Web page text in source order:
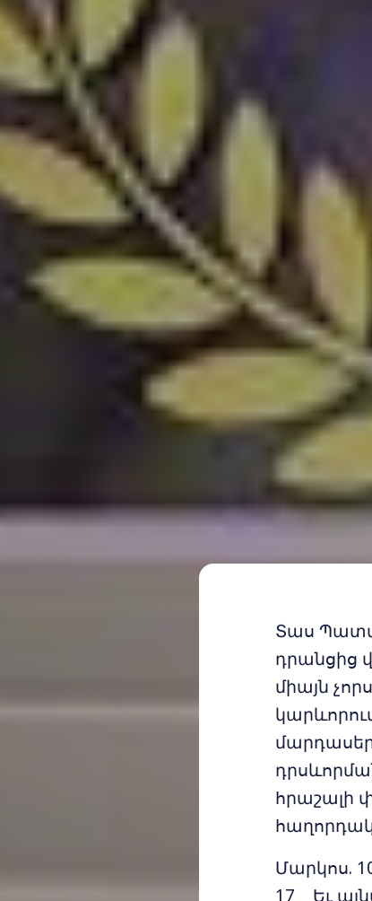
Տաս
դրանցից
միայն
մարդասեր
հրաշալի
Մարկոս.
17 Եւ